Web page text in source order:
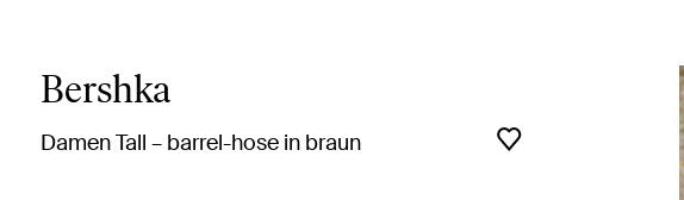
Bershka
Damen Tall – barrel-hose in braun